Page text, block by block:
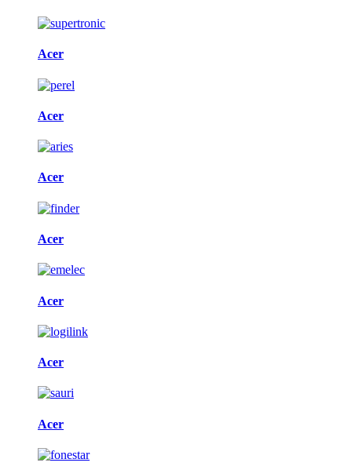
Acer
Acer
Acer
Acer
Acer
Acer
Acer